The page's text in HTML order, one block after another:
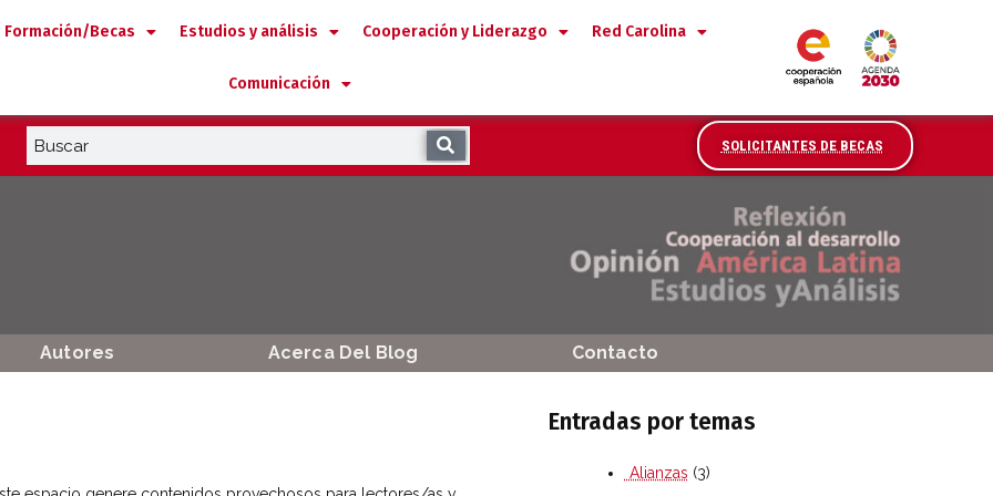
Formación/Becas Estudios y análisis Cooperación y Liderazgo Red Carolina
Comunicación
SOLICITANTES DE BECAS
Autores Acerca Del Blog Contacto
Entradas por temas
Alianzas (3)